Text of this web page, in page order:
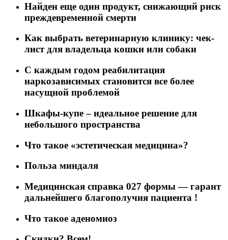
Найден еще один продукт, снижающий риск
преждевременной смерти
Как выбрать ветеринарную клинику: чек-
лист для владельца кошки или собаки
C каждым годом реабилитация
наркозависимых становится все более
насущной проблемой
Шкафы-купе – идеальное решение для
небольшого пространства
Что такое «эстетическая медицина»?
Польза миндаля
Медицинская справка 027 формы — гарант
дальнейшего благополучия пациента !
Что такое аденомиоз